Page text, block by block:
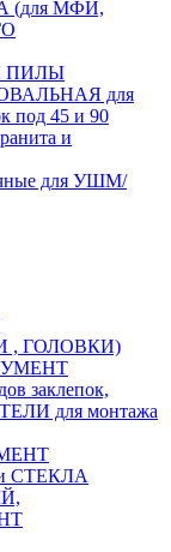
(для МФИ,
ПИЛЫ
для
под 45 и 90
и
для УШМ/
, ГОЛОВКИ)
заклепок,
для монтажа
СТЕКЛА